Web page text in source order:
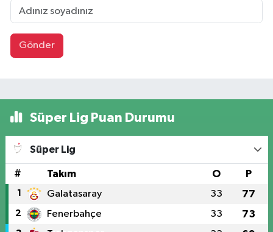
Gönder
Süper Lig Puan Durumu
Süper Lig
# Takım O P
1 Galatasaray 33 77
2 Fenerbahçe 33 73